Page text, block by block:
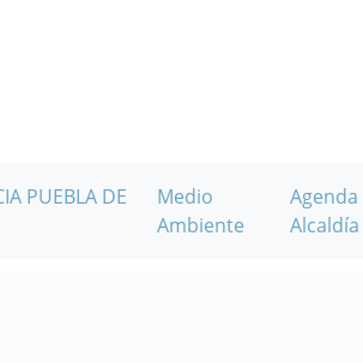
PUEBLA DE
Medio
Ambiente
Agenda
Alcaldía